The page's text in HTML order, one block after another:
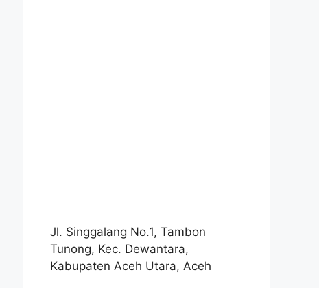
Jl. Singgalang No.1, Tambon
Tunong, Kec. Dewantara,
Kabupaten Aceh Utara, Aceh